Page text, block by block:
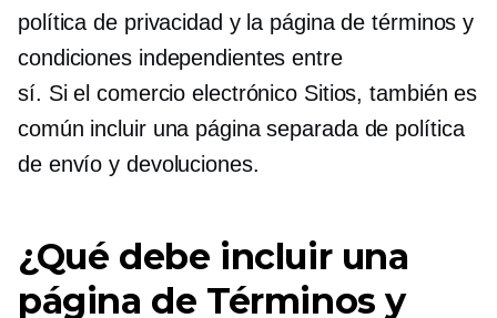
política de privacidad y la página de términos y
condiciones independientes entre
sí. Si el comercio electrónico Sitios, también es
común incluir una página separada de política
de envío y devoluciones.
¿Qué debe incluir una
página de Términos y